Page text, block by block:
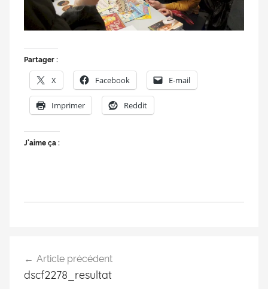
doublage
Partager :
X Facebook E-mail
Imprimer Reddit
J’aime ça :
Article précédent
dscf2278_resultat